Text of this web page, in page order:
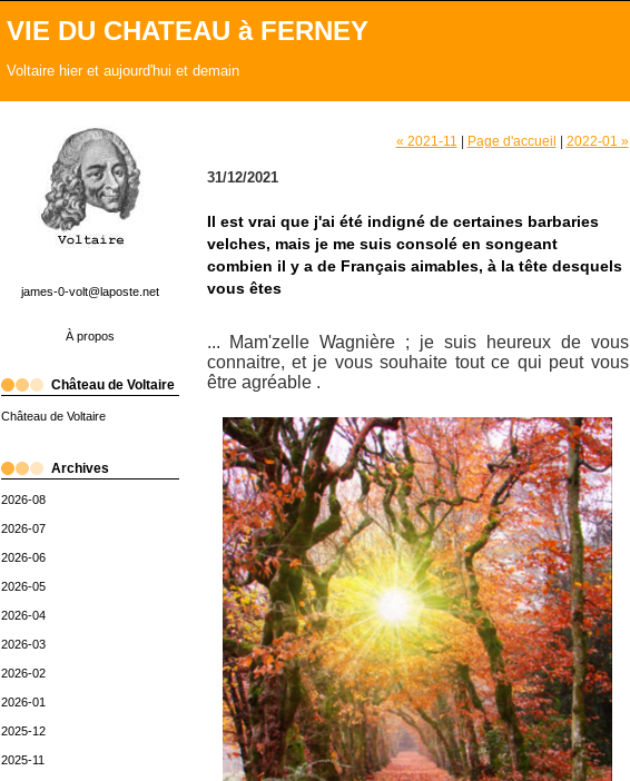
VIE DU CHATEAU à FERNEY
Voltaire hier et aujourd'hui et demain
james-0-volt@laposte.net
À propos
Château de Voltaire
Château de Voltaire
Archives
2026-08
2026-07
2026-06
2026-05
2026-04
2026-03
2026-02
2026-01
2025-12
2025-11
« 2021-11 | Page d'accueil | 2022-01 »
31/12/2021
Il est vrai que j'ai été indigné de certaines barbaries
velches, mais je me suis consolé en songeant
combien il y a de Français aimables, à la tête desquels
vous êtes
... Mam'zelle Wagnière ; je suis heureux de vous
connaitre, et je vous souhaite tout ce qui peut vous
être agréable .